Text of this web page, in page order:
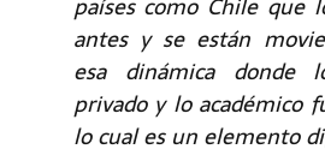
antes y se están
esa dinámica donde
privado y lo académico
lo cual es un elemento